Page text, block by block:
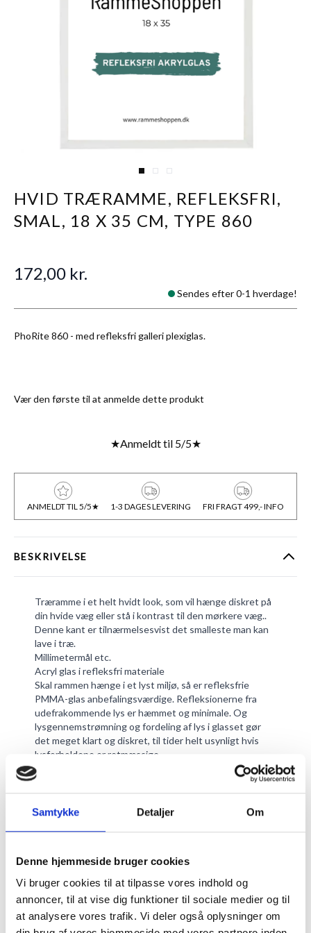
Samtykke Detaljer Om
Denne hjemmeside bruger cookies
Vi bruger cookies til at tilpasse vores indhold og
annoncer, til at vise dig funktioner til sociale medier og til
at analysere vores trafik. Vi deler også oplysninger om
View larger image
View larger image
View larger image
HVID TRÆRAMME, REFLEKSFRI,
SMAL, 18 X 35 CM, TYPE 860
PhoRite 860 - med refleksfri galleri plexiglas.
Vær den første til at anmelde dette produkt
172,00 kr.
Sendes efter 0-1 hverdage!
★Anmeldt til 5/5★
ANMELDT TIL 5/5★ 1-3 DAGES LEVERING FRI FRAGT 499,- INFO
BESKRIVELSE
Træramme i et helt hvidt look, som vil hænge diskret på
din hvide væg eller stå i kontrast til den mørkere væg..
Denne kant er tilnærmelsesvist det smalleste man kan
lave i træ.
Millimetermål etc.
Acryl glas i refleksfri materiale
Skal rammen hænge i et lyst miljø, så er refleksfrie
PMMA-glas anbefalingsværdige. Refleksionerne fra
udefrakommende lys er hæmmet og minimale. Og
lysgennemstrømning og fordeling af lys i glasset gør
det meget klart og diskret, til tider helt usynligt hvis
lysforholdene er retmæssige.
Dybde på plexi glasset: 3 mm.
En grøn tone vil der ikke være i genspejlingen da
sikkerhedsglasset er farve neutralt.
Transmissionen af lyset gennem glasset er på 92%.
ridser. Og så er de super effektive til at tørre støv væk
med. Du kan også se voresakrylrens, hvis du ønsker at
gøre akrylen mere dybdegående rent.
Sæt dit billede sikkert ind i rammen via et flot
passepartout- vælg mellem flere typer. Det skåner det